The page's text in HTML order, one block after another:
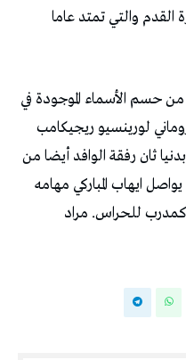
القدم والتي تمتد عاما
حسم الأسماء الموجودة في
لورينسيو ريجيكامب
ثان رفقة الوافد أيضا من
ايهاب المباركي مهامه
للحراس. مراد